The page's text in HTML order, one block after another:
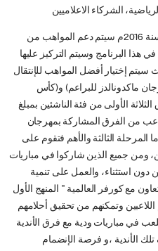
والجدير بالذكر أن في نسخة البرنامج لسنة 2016م سيتم دعم المواهب من
هذا البرنامج وسيتم التركيز عليها
سيتم إختيار أفضل المواهب للإنتقال
ماكدونالدز للبراعم) و(كأس
الأولى من فئة الناشئين بمبلغ
لاعب من الفرق المشاركة بمهرجان
المرحلة الثالثة والأهم فتقوم على
ومن جميع الذين شاركوا في مباريات
استثناء، والعمل على تنمية
مع كورفر العالمية " المنهج الأول
وتمكنهم من تحقيق أحلامهم
في مباريات ودية مع فرق الأندية
الأندية ،و فرصة الإنضمام